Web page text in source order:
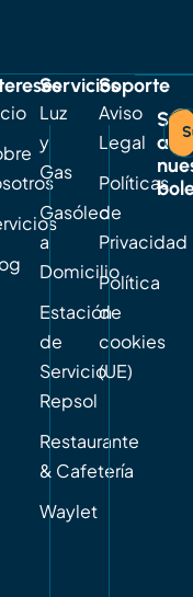
Servicios
Luz
y
Gas
Gasóleo
a
Domicilio
Estación
de
Servicio
Repsol
Restaurante
& Cafetería
Waylet
Soporte
Aviso
Legal
Políticas
de
Privacidad
Política
de
cookies
(UE)
a